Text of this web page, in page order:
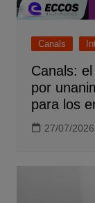
Canals
Canals:
por
para los
27/07/2026